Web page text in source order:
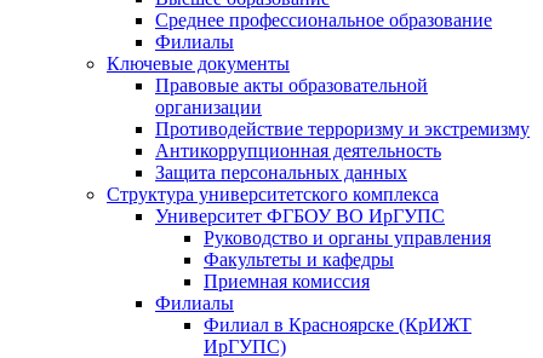
Среднее профессиональное образование
Филиалы
Ключевые документы
Правовые акты образовательной
организации
Противодействие терроризму и экстремизму
Антикоррупционная деятельность
Защита персональных данных
Структура университетского комплекса
Университет ФГБОУ ВО ИрГУПС
Руководство и органы управления
Факультеты и кафедры
Приемная комиссия
Филиалы
Филиал в Красноярске (КрИЖТ
ИрГУПС)